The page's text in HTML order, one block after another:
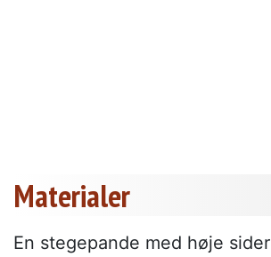
Materialer
En stegepande med høje sider